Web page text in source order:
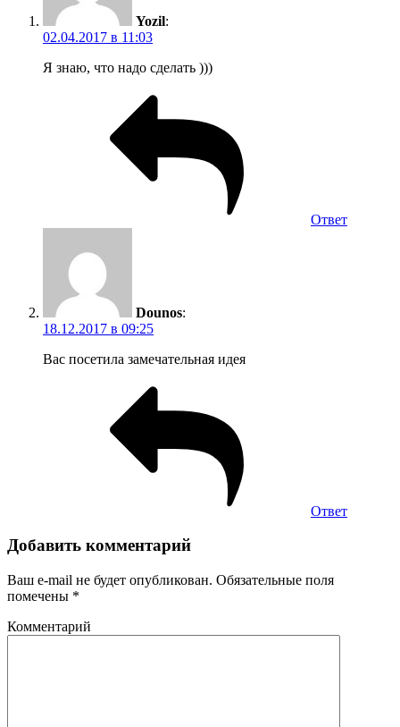
Yozil:
02.04.2017 в 11:03
Я знаю, что надо сделать )))
Ответ
Dounos:
18.12.2017 в 09:25
Вас посетила замечательная идея
Ответ
Добавить комментарий
Ваш e-mail не будет опубликован. Обязательные поля
помечены *
Комментарий